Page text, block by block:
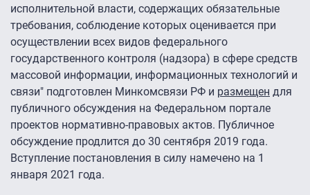
исполнительной власти, содержащих обязательные
требования, соблюдение которых оценивается при
осуществлении всех видов федерального
государственного контроля (надзора) в сфере средств
массовой информации, информационных технологий и
связи" подготовлен Минкомсвязи РФ и размещен для
публичного обсуждения на Федеральном портале
проектов нормативно-правовых актов. Публичное
обсуждение продлится до 30 сентября 2019 года.
Вступление постановления в силу намечено на 1
января 2021 года.